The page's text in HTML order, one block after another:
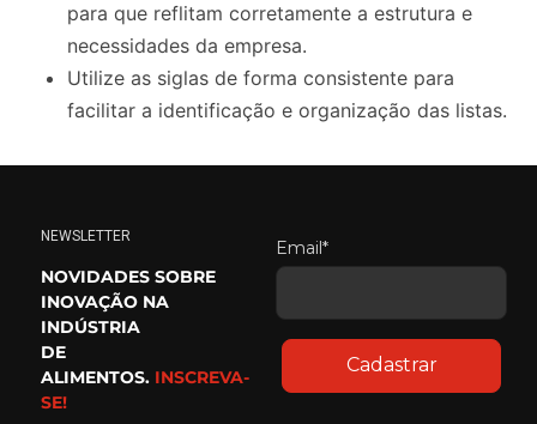
para que reflitam corretamente a estrutura e
necessidades da empresa.
Utilize as siglas de forma consistente para
facilitar a identificação e organização das listas.
NEWSLETTER
NOVIDADES SOBRE
INOVAÇÃO NA
INDÚSTRIA
DE
ALIMENTOS. INSCREVA-
SE!
Email*
Cadastrar